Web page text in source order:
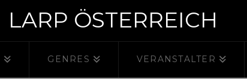
LARP ÖSTERREICH
GENRES VERANSTALTER